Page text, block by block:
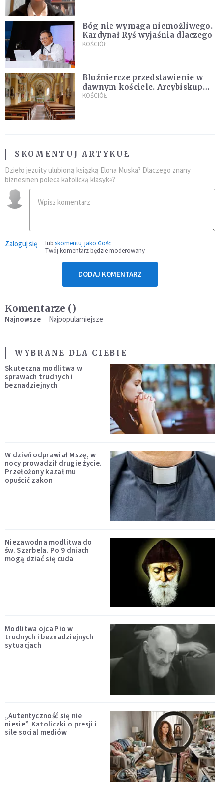
Bóg nie wymaga niemożliwego.
Kardynał Ryś wyjaśnia dlaczego
KOŚCIÓŁ
Bluźniercze przedstawienie w
dawnym kościele. Arcybiskup
stanowczo reaguje
KOŚCIÓŁ
SKOMENTUJ ARTYKUŁ
Dzieło jezuity ulubioną książką Elona Muska? Dlaczego znany
biznesmen poleca katolicką klasykę?
Zaloguj się lub skomentuj jako Gość
Twój komentarz będzie moderowany
DODAJ KOMENTARZ
Komentarze ()
Najnowsze Najpopularniejsze
WYBRANE DLA CIEBIE
Skuteczna modlitwa w
sprawach trudnych i
beznadziejnych
W dzień odprawiał Mszę, w
nocy prowadził drugie życie.
Przełożony kazał mu
opuścić zakon
Niezawodna modlitwa do
św. Szarbela. Po 9 dniach
mogą dziać się cuda
Modlitwa ojca Pio w
trudnych i beznadziejnych
sytuacjach
„Autentyczność się nie
niesie”. Katoliczki o presji i
sile social mediów